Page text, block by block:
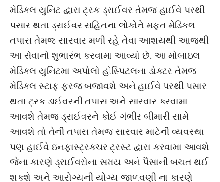
મેડિકલ યુનિટ દ્વારા ટ્રક ડ્રાઈવર તેમજ હાઈવે પરથી
પસાર થતા ડ્રાઈવર સહિતના લોકોને મફત મેડિકલ
તપાસ તેમજ સારવાર મળી રહે તેવા આશયથી આજથી
આ સેવાનો શુભારંભ કરવામા આવ્યો છે. આ મોબાઇલ
મેડિકલ યુનિટમા અપોલો હોસ્પિટલના ડોક્ટર તેમજ
મેડિકલ સ્ટાફ ફરજ બજાવશે અને હાઈવે પરથી પસાર
થતા ટ્રક ડાઈવરની તપાસ અને સારવાર કરવામા
આવશે તેમજ ડ્રાઈવરને કોઈ ગંભીર બીમારી સામે
આવશે તો તેની તપાસ તેમજ સારવાર માટેની વ્યવસ્થા
પણ હાઈવે ઇનફાસ્ટ્રક્ચર ટ્રસ્ટ દ્વારા કરવામા આવશે
જેના કારણે ડ્રાઈવરોના સમય અને પૈસાની બચત થઈ
શકશે અને આરોગ્યની યોગ્ય જાળવણી ના કારણે